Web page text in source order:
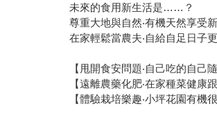
未來的食用新生活是……？
尊重大地與自然‧有機天然享受
在家輕鬆當農夫‧自給自足日子
【甩開食安問題‧自己吃的自己隨
【遠離農藥化肥‧在家種菜健康跟
【體驗栽培樂趣‧小坪花園有機很